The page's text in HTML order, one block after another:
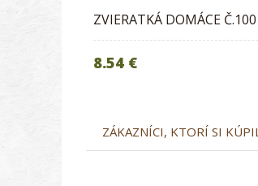
ZVIERATKÁ DOMÁCE
8.54 €
ZÁKAZNÍCI, KTORÍ SI